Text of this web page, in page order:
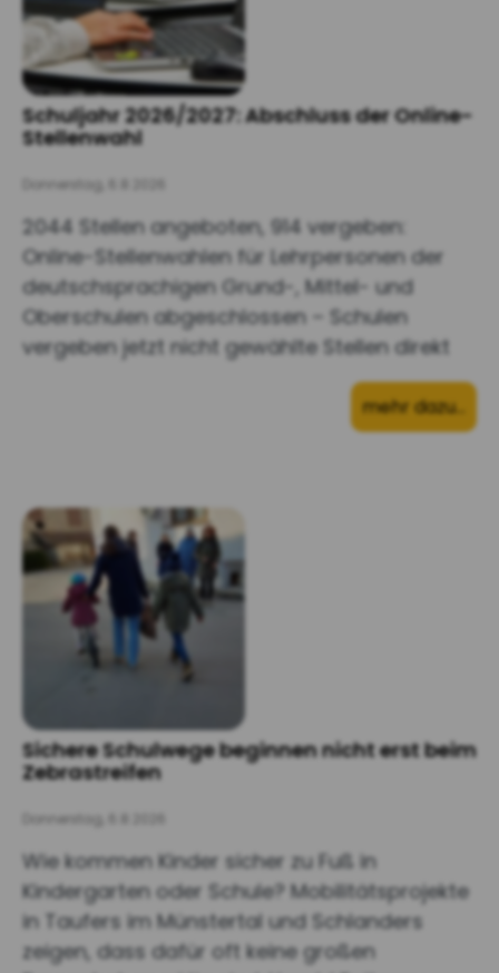
Schuljahr 2026/2027: Abschluss der Online-
Stellenwahl
Donnerstag, 6.8.2026
2044 Stellen angeboten, 914 vergeben:
Online-Stellenwahlen für Lehrpersonen der
deutschsprachigen Grund-, Mittel- und
Oberschulen abgeschlossen – Schulen
vergeben jetzt nicht gewählte Stellen direkt
mehr dazu…
Sichere Schulwege beginnen nicht erst beim
Zebrastreifen
Donnerstag, 6.8.2026
Wie kommen Kinder sicher zu Fuß in
Kindergarten oder Schule? Mobilitätsprojekte
in Taufers im Münstertal und Schlanders
zeigen, dass dafür oft keine großen